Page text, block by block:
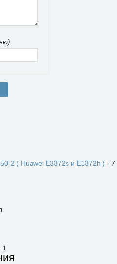
2 ( Huawei E3372s и E3372h ) - 7
1